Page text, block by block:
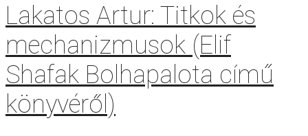
Lakatos Artur: Titkok és
mechanizmusok (Elif
Shafak Bolhapalota című
könyvéről)